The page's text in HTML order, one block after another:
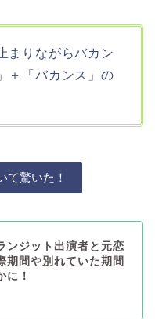
まりながらバカン
＋「バカンス」の
て驚いた！
ンジット出演者と元恋
期間や別れていた期間
に！